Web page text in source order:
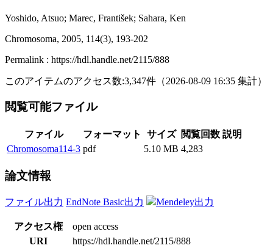
Yoshido, Atsuo; Marec, František; Sahara, Ken
Chromosoma, 2005, 114(3), 193-202
Permalink : https://hdl.handle.net/2115/888
このアイテムのアクセス数:3,347件 （2026-08-09 16:35 集計）
閲覧可能ファイル
ファイル フォーマット サイズ 閲覧回数 説明
Chromosoma114-3 pdf 5.10 MB 4,283
論文情報
ファイル出力 EndNote Basic出力 Mendeley出力
アクセス権
open access
URI
https://hdl.handle.net/2115/888